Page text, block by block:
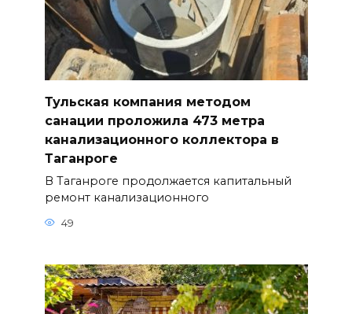
Тульская компания методом
санации проложила 473 метра
канализационного коллектора в
Таганроге
В Таганроге продолжается капитальный
ремонт канализационного
49